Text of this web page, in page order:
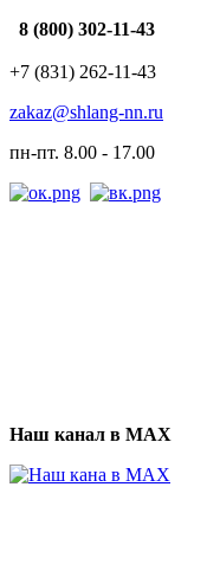
8 (800) 302-11-43
+7 (831) 262-11-43
zakaz@shlang-nn.ru
пн-пт. 8.00 - 17.00
Наш канал в МАХ